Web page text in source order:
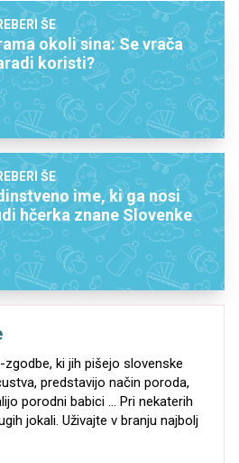
ŠE
okoli sina: Se vrača
koristi?
ŠE
ime, ki ga nosi
hčerka znane Slovenke
ki jih pišejo slovenske
predstavijo način poroda,
porodni babici ... Pri nekaterih
jokali. Uživajte v branju najbolj